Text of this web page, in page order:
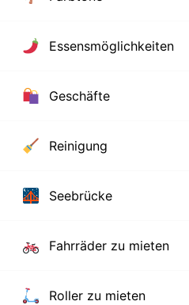
Essensmöglichkeiten
Geschäfte
Reinigung
Seebrücke
Fahrräder zu mieten
Roller zu mieten